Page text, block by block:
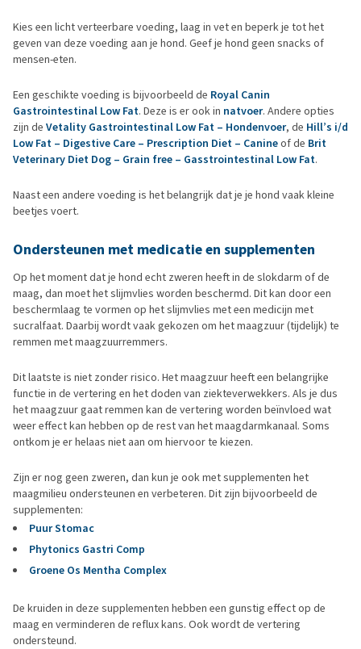
Kies een licht verteerbare voeding, laag in vet en beperk je tot het
geven van deze voeding aan je hond. Geef je hond geen snacks of
mensen-eten.
Een geschikte voeding is bijvoorbeeld de Royal Canin
Gastrointestinal Low Fat. Deze is er ook in natvoer. Andere opties
zijn de Vetality Gastrointestinal Low Fat – Hondenvoer, de Hill’s i/d
Low Fat – Digestive Care – Prescription Diet – Canineof de Brit
Veterinary Diet Dog – Grain free – Gasstrointestinal Low Fat.
Naast een andere voeding is het belangrijk dat je je hond vaak kleine
beetjes voert.
Ondersteunen met medicatie en supplementen
Op het moment dat je hond echt zweren heeft in de slokdarm of de
maag, dan moet het slijmvlies worden beschermd. Dit kan door een
beschermlaag te vormen op het slijmvlies met een medicijn met
sucralfaat. Daarbij wordt vaak gekozen om het maagzuur (tijdelijk) te
remmen met maagzuurremmers.
Dit laatste is niet zonder risico. Het maagzuur heeft een belangrijke
functie in de vertering en het doden van ziekteverwekkers. Als je dus
het maagzuur gaat remmen kan de vertering worden beïnvloed wat
weer effect kan hebben op de rest van het maagdarmkanaal. Soms
ontkom je er helaas niet aan om hiervoor te kiezen.
Zijn er nog geen zweren, dan kun je ook met supplementen het
maagmilieu ondersteunen en verbeteren. Dit zijn bijvoorbeeld de
supplementen:
Puur Stomac
Phytonics Gastri Comp
Groene Os Mentha Complex
De kruiden in deze supplementen hebben een gunstig effect op de
maag en verminderen de reflux kans. Ook wordt de vertering
ondersteund.